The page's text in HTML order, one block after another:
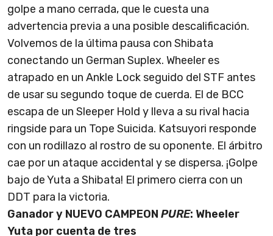
golpe a mano cerrada, que le cuesta una
advertencia previa a una posible descalificación.
Volvemos de la última pausa con Shibata
conectando un German Suplex. Wheeler es
atrapado en un Ankle Lock seguido del STF antes
de usar su segundo toque de cuerda. El de BCC
escapa de un Sleeper Hold y lleva a su rival hacia
ringside para un Tope Suicida. Katsuyori responde
con un rodillazo al rostro de su oponente. El árbitro
cae por un ataque accidental y se dispersa. ¡Golpe
bajo de Yuta a Shibata! El primero cierra con un
DDT para la victoria.
Ganador y NUEVO CAMPEON PURE: Wheeler
Yuta por cuenta de tres